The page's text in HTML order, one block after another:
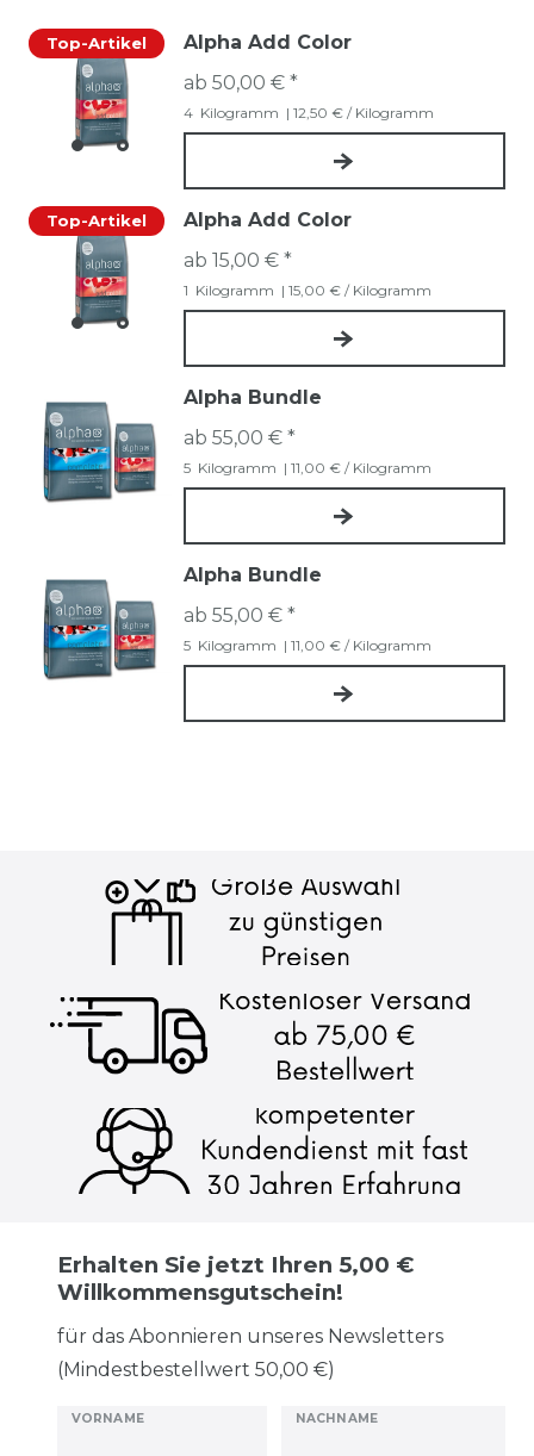
Top-Artikel
Alpha Add Color
ab 50,00 € *
4 Kilogramm | 12,50 € / Kilogramm
Top-Artikel
Alpha Add Color
ab 15,00 € *
1 Kilogramm | 15,00 € / Kilogramm
Alpha Bundle
ab 55,00 € *
5 Kilogramm | 11,00 € / Kilogramm
Alpha Bundle
ab 55,00 € *
5 Kilogramm | 11,00 € / Kilogramm
Erhalten Sie jetzt Ihren 5,00 €
Willkommensgutschein!
für das Abonnieren unseres Newsletters
(Mindestbestellwert 50,00 €)
VORNAME NACHNAME